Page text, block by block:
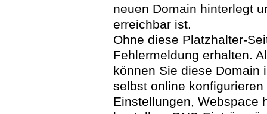
neuen Domain hinterlegt
erreichbar ist.
Ohne diese Platzhalter-
Fehlermeldung erhalten.
können Sie diese Domain
selbst online
Einstellungen, Webspace